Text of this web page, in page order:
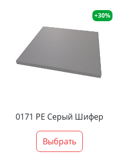
+30%
0171 PE Серый Шифер
Выбрать